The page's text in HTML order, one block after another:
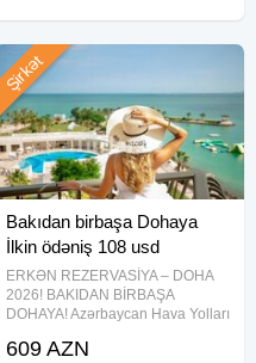
Bakıdan birbaşa Dohaya
İlkin ödəniş 108 usd
ERKƏN REZERVASİYA – DOHA
2026! BAKIDAN BİRBAŞA
DOHAYA! Azərbaycan Hava Yolları
Grand Regal Hotel 4* - 358 USD
Şirkət
609 AZN